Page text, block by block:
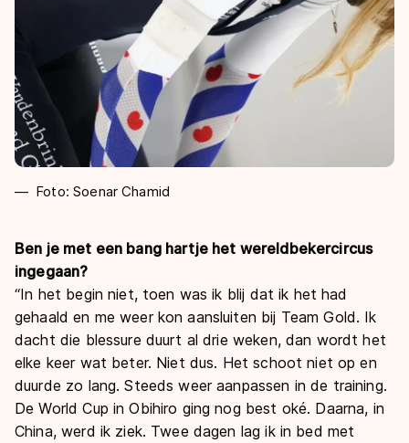
Foto: Soenar Chamid
Ben je met een bang hartje het wereldbekercircus
ingegaan?
“In het begin niet, toen was ik blij dat ik het had
gehaald en me weer kon aansluiten bij Team Gold. Ik
dacht die blessure duurt al drie weken, dan wordt het
elke keer wat beter. Niet dus. Het schoot niet op en
duurde zo lang. Steeds weer aanpassen in de training.
De World Cup in Obihiro ging nog best oké. Daarna, in
China, werd ik ziek. Twee dagen lag ik in bed met